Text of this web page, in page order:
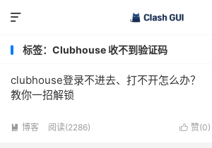

标签：Clubhouse 收不到验证码
clubhouse登录不进去、打不开怎么办？
教你一招解锁
 赞(0)
 博客 阅读(2286)